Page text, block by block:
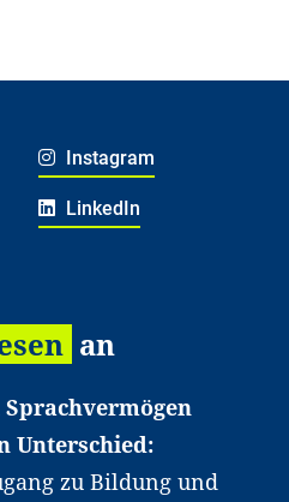
Instagram
LinkedIn
an
Unterschied:
zu Bildung und